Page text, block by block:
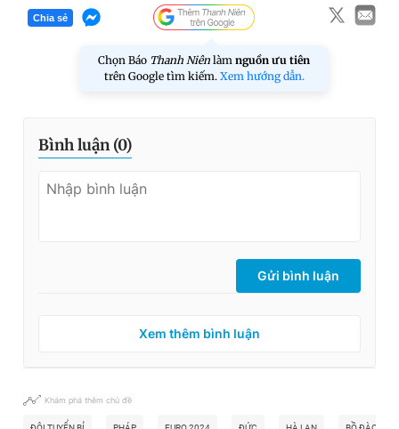
Chia sẻ
Chọn Báo Thanh Niên làm nguồn ưu tiên
trên Google tìm kiếm. Xem hướng dẫn.
Bình luận (0)
Gửi bình luận
Xem thêm bình luận
Khám phá thêm chủ đề